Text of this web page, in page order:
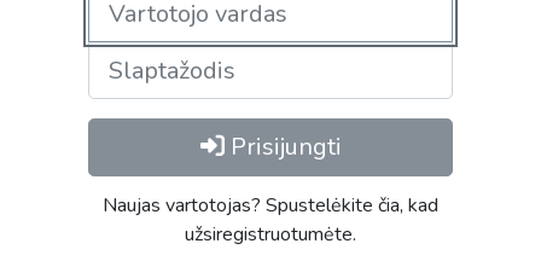
Prisijungti
Naujas vartotojas? Spustelėkite čia, kad
užsiregistruotumėte.